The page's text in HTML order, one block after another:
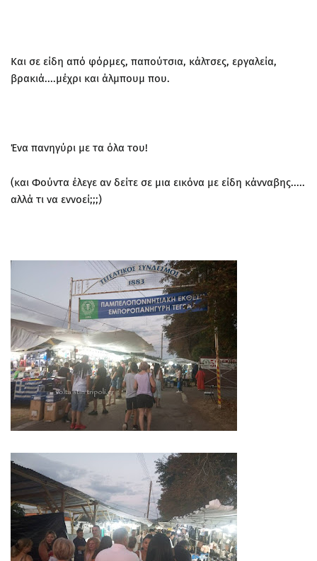
Και σε είδη από φόρμες, παπούτσια, κάλτσες, εργαλεία,
βρακιά....μέχρι και άλμπουμ που.
Ένα πανηγύρι με τα όλα του!
(και Φούντα έλεγε αν δείτε σε μια εικόνα με είδη κάνναβης.....
αλλά τι να εννοεί;;;)